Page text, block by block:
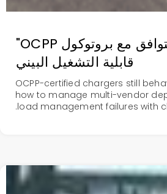
لماذا لا يعني "التوافق مع بروتوكول OCPP"
قابلية التشغيل البيني
OCPP-certified chargers still
how to manage multi-vendor
load management failures with